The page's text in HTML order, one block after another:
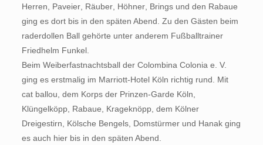
Herren, Paveier, Räuber, Höhner, Brings und den Rabaue
ging es dort bis in den späten Abend. Zu den Gästen beim
raderdollen Ball gehörte unter anderem Fußballtrainer
Friedhelm Funkel.
Beim Weiberfastnachtsball der Colombina Colonia e. V.
ging es erstmalig im Marriott-Hotel Köln richtig rund. Mit
cat ballou, dem Korps der Prinzen-Garde Köln,
Klüngelköpp, Rabaue, Krageknöpp, dem Kölner
Dreigestirn, Kölsche Bengels, Domstürmer und Hanak ging
es auch hier bis in den späten Abend.